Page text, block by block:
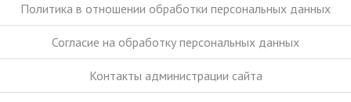
Политика в отношении обработки персональных данных
Согласие на обработку персональных данных
Контакты администрации сайта